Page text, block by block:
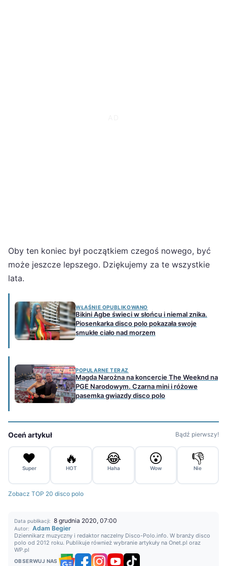
Oby ten koniec był początkiem czegoś nowego, być
może jeszcze lepszego. Dziękujemy za te wszystkie
lata.
WŁAŚNIE OPUBLIKOWANO
Bikini Agbe świeci w słońcu i niemal znika.
Piosenkarka disco polo pokazała swoje
smukłe ciało nad morzem
POPULARNE TERAZ
Magda Narożna na koncercie The Weeknd na
PGE Narodowym. Czarna mini i różowe
pasemka gwiazdy disco polo
Oceń artykuł Bądź pierwszy!
❤️
Super
🔥
HOT
😂
Haha
😮
Wow
👎
Nie
Zobacz TOP 20 disco polo
Data publikacji: 8 grudnia 2020, 07:00
Autor: Adam Begier
Dziennikarz muzyczny i redaktor naczelny Disco-Polo.info. W branży disco
polo od 2012 roku. Publikuje również wybranie artykuły na Onet.pl oraz
WP.pl
OBSERWUJ NAS